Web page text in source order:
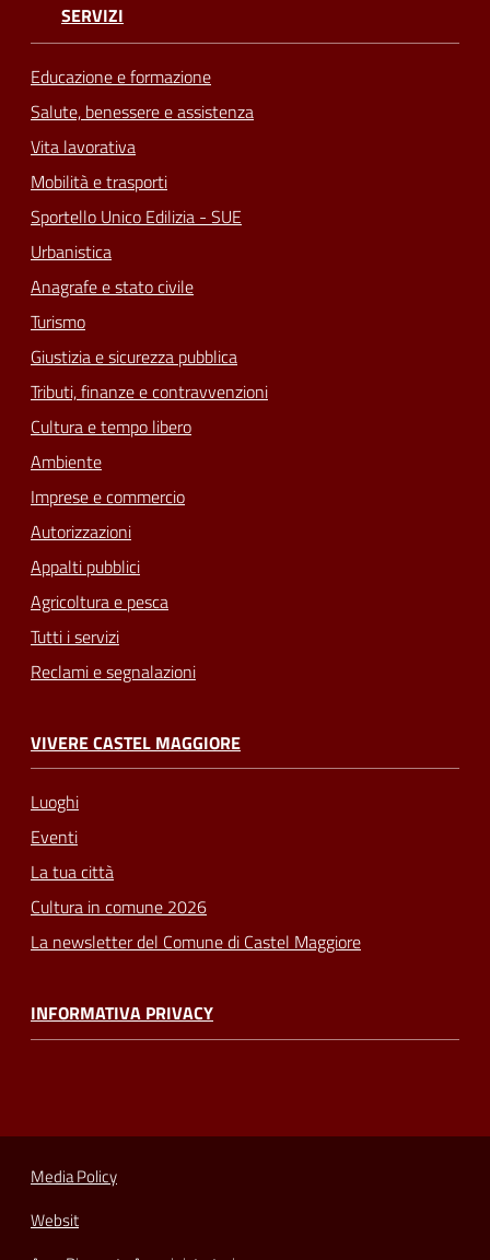
SERVIZI
Educazione e formazione
Salute, benessere e assistenza
Vita lavorativa
Mobilità e trasporti
Sportello Unico Edilizia - SUE
Urbanistica
Anagrafe e stato civile
Turismo
Giustizia e sicurezza pubblica
Tributi, finanze e contravvenzioni
Cultura e tempo libero
Ambiente
Imprese e commercio
Autorizzazioni
Appalti pubblici
Agricoltura e pesca
Tutti i servizi
Reclami e segnalazioni
VIVERE CASTEL MAGGIORE
Luoghi
Eventi
La tua città
Cultura in comune 2026
La newsletter del Comune di Castel Maggiore
INFORMATIVA PRIVACY
Media Policy
Websit